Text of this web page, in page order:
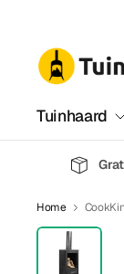
Tuinhaard
Home